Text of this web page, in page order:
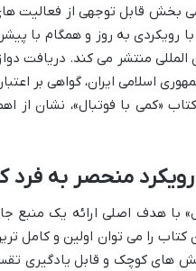
بخش قابل توجهی از فعالیت
اسلامی ایران، گواهی بر
«کمی با فوتبال»، نشان از
منحصر به فرد
با هدف اصلی ارائه یک منبع
را می توان اولین و کامل
های کوچک و قابل یادگیری